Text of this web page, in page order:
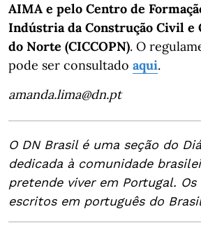
AIMA e pelo Centro de
Indústria da Construção Civil e
do Norte (CICCOPN). O
pode ser consultado aqui.
amanda.lima@dn.pt
O DN Brasil é uma seção do
dedicada à comunidade
pretende viver em Portugal.
escritos em português do